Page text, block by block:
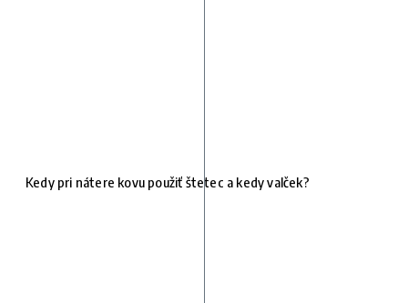
Kedy pri nátere kovu použiť štetec a kedy valček?